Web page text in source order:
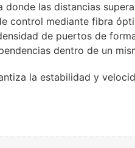
las distancias
control mediante fibra
de puertos de
dentro de un
la estabilidad y